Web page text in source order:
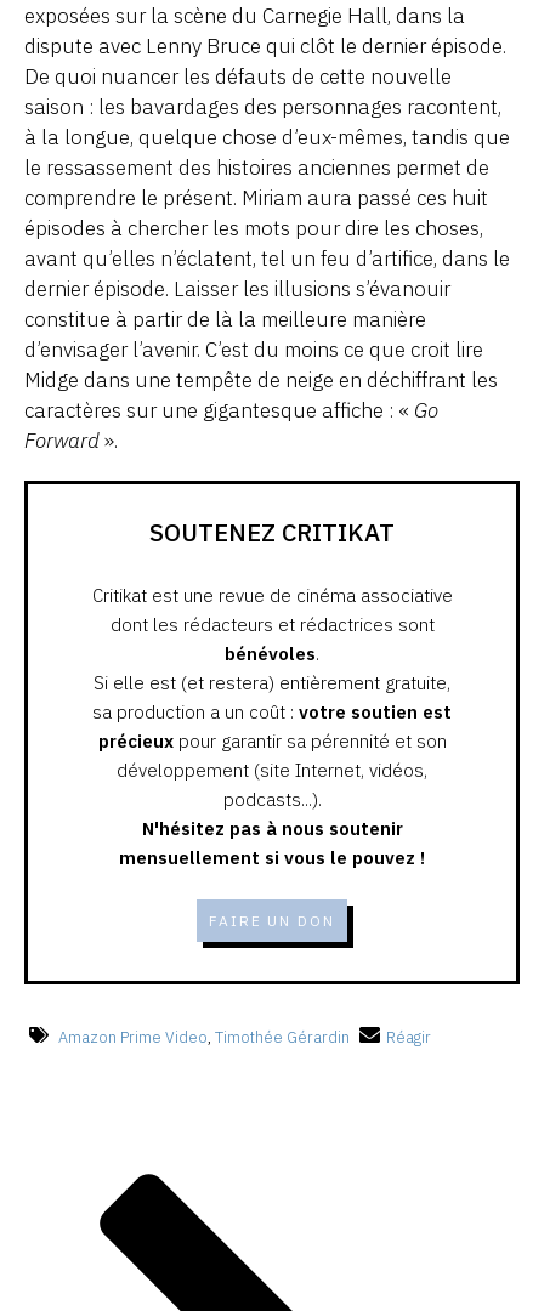
exposées sur la scène du Carnegie Hall, dans la
dispute avec Lenny Bruce qui clôt le dernier épisode.
De quoi nuancer les défauts de cette nouvelle
saison : les bavardages des personnages racontent,
à la longue, quelque chose d’eux-mêmes, tandis que
le ressassement des histoires anciennes permet de
comprendre le présent. Miriam aura passé ces huit
épisodes à chercher les mots pour dire les choses,
avant qu’elles n’éclatent, tel un feu d’artifice, dans le
dernier épisode. Laisser les illusions s’évanouir
constitue à partir de là la meilleure manière
d’envisager l’avenir. C’est du moins ce que croit lire
Midge dans une tempête de neige en déchiffrant les
caractères sur une gigantesque affiche : « Go
Forward».
SOUTENEZ CRITIKAT
Critikat est une revue de cinéma associative
dont les rédacteurs et rédactrices sont
bénévoles.
Si elle est (et restera) entièrement gratuite,
sa production a un coût : votre soutien est
précieuxpour garantir sa pérennité et son
développement (site Internet, vidéos,
podcasts...).
N'hésitez pas à nous soutenir
mensuellement si vous le pouvez !
FAIRE UN DON
Amazon Prime Video, Timothée Gérardin Réagir